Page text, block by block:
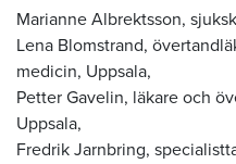
Marianne Albrektsson,
Lena Blomstrand,
medicin, Uppsala,
Petter Gavelin, läkare och
Uppsala,
Fredrik Jarnbring,